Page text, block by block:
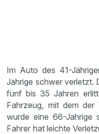
Im Auto des 41-
Jährige schwer verletzt.
fünf bis 35 Jahren
Fahrzeug, mit dem der
wurde eine 66-Jährige
Fahrer hat leichte